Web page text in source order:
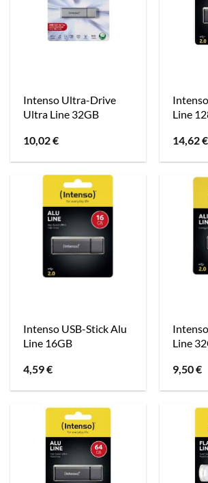
Intenso Ultra-Drive
Ultra Line 32GB
10,02€
Line
14,62€
Intenso USB-Stick Alu
Line 16GB
4,59€
Line
9,50€